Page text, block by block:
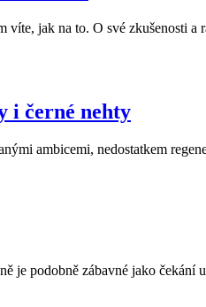
jak na to. O své zkušenosti
i černé nehty
ambicemi, nedostatkem
je podobně zábavné jako čekání